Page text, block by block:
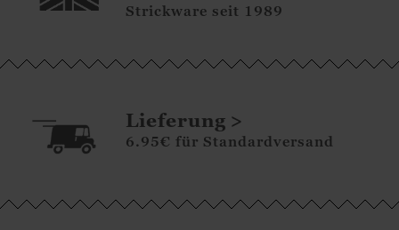
Strickware seit 1989
Lieferung
6.95€ für Standardversand